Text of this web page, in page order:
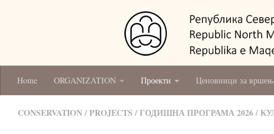
Home ORGANIZATION Проекти Ценовници за
CONSERVATION/PROJECTS /ГОДИШНА ПРОГРАМА 2026/